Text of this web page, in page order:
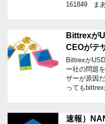
161849 ま
Bittrexが
CEOがテ
Bittrexが
ー社の問題
ザーが原因
っても
速報）